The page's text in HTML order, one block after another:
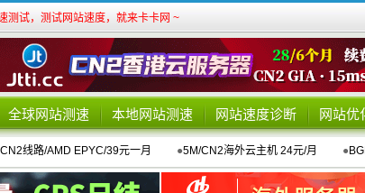
测试，测试网站速度，就来卡卡网 ~
全球网站测速 本地网站测速 网站速度诊断 网站优
线路/AMD EPYC/39元一月 ●5M/CN2海外云主机 24元/月 ●